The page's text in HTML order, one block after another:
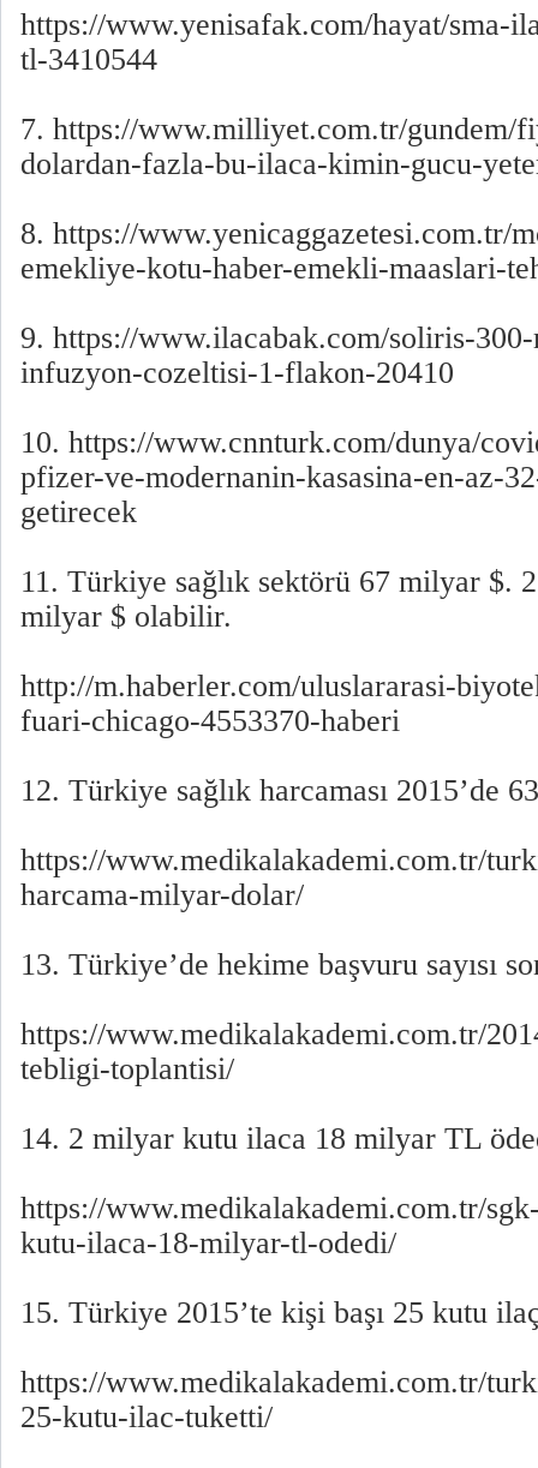
https://www.yenisafak.com/hayat/sma-
tl-3410544
7. https://www.milliyet.com.tr/gundem/
dolardan-fazla-bu-ilaca-kimin-gucu-
8. https://www.yenicaggazetesi.com.tr/
emekliye-kotu-haber-emekli-maaslari-
9. https://www.ilacabak.com/soliris-
infuzyon-cozeltisi-1-flakon-20410
10. https://www.cnnturk.com/dunya/
pfizer-ve-modernanin-kasasina-en-az-
getirecek
11. Türkiye sağlık sektörü 67 milyar $.
milyar $ olabilir.
http://m.haberler.com/uluslararasi-
fuari-chicago-4553370-haberi
12. Türkiye sağlık harcaması 2015’de
https://www.medikalakademi.com.tr/
harcama-milyar-dolar/
13. Türkiye’de hekime başvuru sayısı
https://www.medikalakademi.com.tr/
tebligi-toplantisi/
14. 2 milyar kutu ilaca 18 milyar TL
https://www.medikalakademi.com.tr/
kutu-ilaca-18-milyar-tl-odedi/
15. Türkiye 2015’te kişi başı 25 kutu
https://www.medikalakademi.com.tr/
25-kutu-ilac-tuketti/